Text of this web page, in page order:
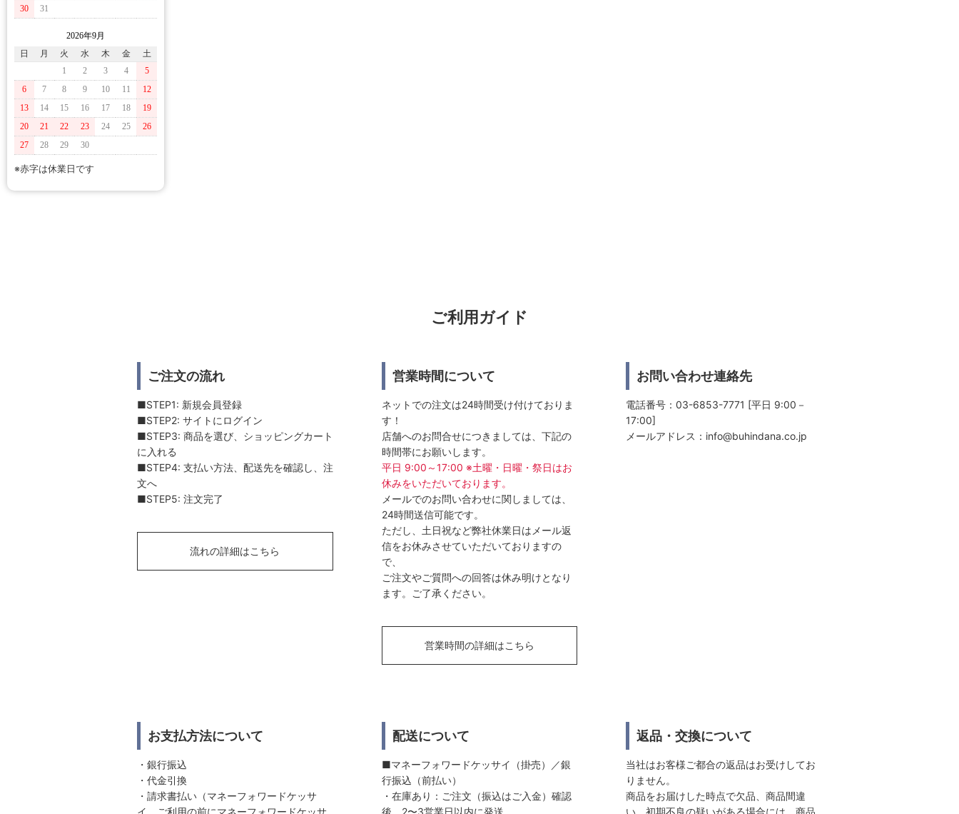
30
31
2026年9月
日
月 火 水 木 金
土
1
2 3 4
5
6
7 8 9 10 11
12
13
14 15 16 17 18
19
20
21 22 23 24 25
26
27
28 29 30
※赤字は休業日です
ご利用ガイド
ご注文の流れ
■STEP1: 新規会員登録
■STEP2: サイトにログイン
■STEP3: 商品を選び、ショッピングカート
に入れる
■STEP4: 支払い方法、配送先を確認し、注
文へ
■STEP5: 注文完了
流れの詳細はこちら
営業時間について
ネットでの注文は24時間受け付けておりま
す！
店舗へのお問合せにつきましては、下記の
時間帯にお願いします。
平日 9:00～17:00 ※土曜・日曜・祭日はお
休みをいただいております。
メールでのお問い合わせに関しましては、
24時間送信可能です。
ただし、土日祝など弊社休業日はメール返
信をお休みさせていただいておりますの
で、
ご注文やご質問への回答は休み明けとなり
ます。ご了承ください。
営業時間の詳細はこちら
お問い合わせ連絡先
電話番号：03-6853-7771 [平日 9:00－
17:00]
メールアドレス： info@buhindana.co.jp
お支払方法について
・銀行振込
・代金引換
・請求書払い（マネーフォワードケッサ
イ。ご利用の前にマネーフォワードケッサ
配送について
■マネーフォワードケッサイ（掛売）／銀
行振込（前払い）
・在庫あり：ご注文（振込はご入金）確認
後、2〜3営業日以内に発送
返品・交換について
当社はお客様ご都合の返品はお受けしてお
りません。
商品をお届けした時点で欠品、商品間違
い、初期不良の疑いがある場合には、商品